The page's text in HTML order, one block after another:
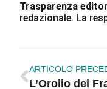
Trasparenza
redazionale. La
ARTICOLO